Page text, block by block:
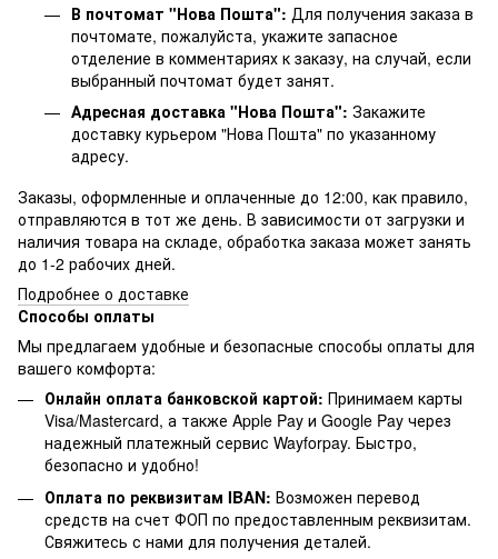
В почтомат "Нова Пошта": Для получения заказа в
почтомате, пожалуйста, укажите запасное
отделение в комментариях к заказу, на случай, если
выбранный почтомат будет занят.
Адресная доставка "Нова Пошта": Закажите
доставку курьером "Нова Пошта" по указанному
адресу.
Заказы, оформленные и оплаченные до 12:00, как правило,
отправляются в тот же день. В зависимости от загрузки и
наличия товара на складе, обработка заказа может занять
до 1-2 рабочих дней.
Подробнее о доставке
Способы оплаты
Мы предлагаем удобные и безопасные способы оплаты для
вашего комфорта:
Онлайн оплата банковской картой: Принимаем карты
Visa/Mastercard, а также Apple Pay и Google Pay через
надежный платежный сервис Wayforpay. Быстро,
безопасно и удобно!
Оплата по реквизитам IBAN: Возможен перевод
средств на счет ФОП по предоставленным реквизитам.
Свяжитесь с нами для получения деталей.